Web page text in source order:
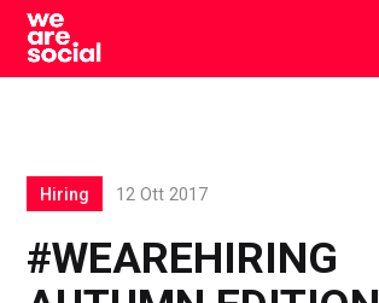
Skip
content
#WEAREHIRING
Hiring 12 Ott 2017